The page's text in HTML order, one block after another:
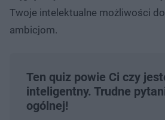
Twoje intelektualne możliwości
ambicjom.
Ten quiz powie Ci czy
inteligentny. Trudne
ogólnej!